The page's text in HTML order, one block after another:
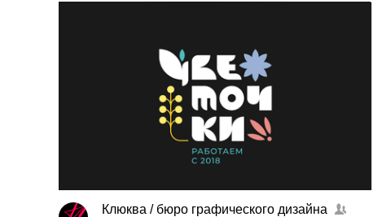
Клюква / бюро графического дизайна